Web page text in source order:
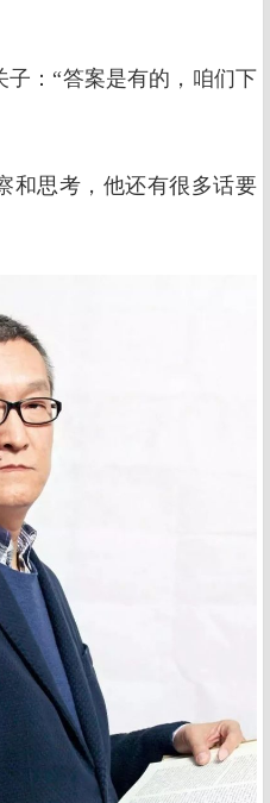
：“答案是有的，咱们下
和思考，他还有很多话要